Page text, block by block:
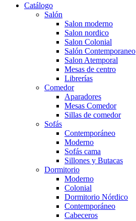
Catálogo
Salón
Salon moderno
Salon nordico
Salon Colonial
Salón Contemporaneo
Salon Atemporal
Mesas de centro
Librerías
Comedor
Aparadores
Mesas Comedor
Sillas de comedor
Sofás
Contemporáneo
Moderno
Sofás cama
Sillones y Butacas
Dormitorio
Moderno
Colonial
Dormitorio Nórdico
Contemporáneo
Cabeceros